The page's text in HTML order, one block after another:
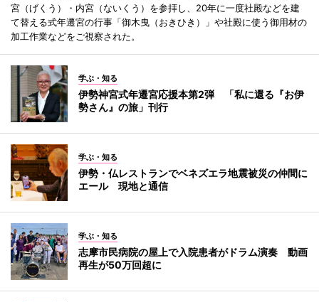
宮（げくう）・内宮（ないくう）を参拝し、20年に一度社殿などを建
て替える式年遷宮の行事「御木曳（おきひき）」や社殿に使う御用材の
加工作業などをご視察された。
学ぶ・知る
伊勢神宮式年遷宮応援本第2弾 「私に還る『お伊
勢さん』の旅」刊行
学ぶ・知る
伊勢・仏レストランでベネズエラ地震被災の仲間に
エール 現地と通信
学ぶ・知る
志摩市民病院の屋上で入院患者がドラム演奏 動画
再生が50万回超に